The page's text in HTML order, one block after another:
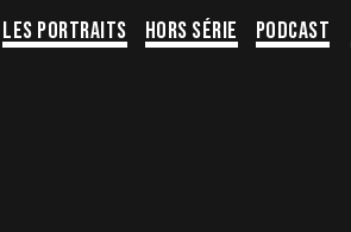
Les portraits Hors série Podcast